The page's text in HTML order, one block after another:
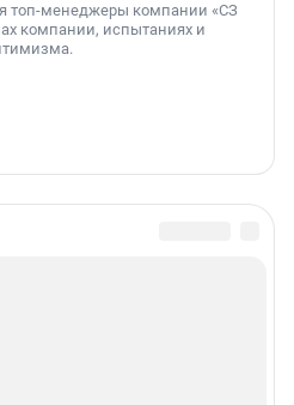
топ-менеджеры компании «СЗ
компании, испытаниях и